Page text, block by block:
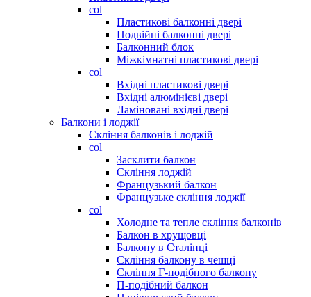
col
Пластикові балконні двері
Подвійні балконні двері
Балконний блок
Міжкімнатні пластикові двері
col
Вхідні пластикові двері
Вхідні алюмінієві двері
Ламіновані вхідні двері
Балкони і лоджії
Скління балконів і лоджій
col
Засклити балкон
Скління лоджій
Французький балкон
Французьке скління лоджії
col
Холодне та тепле скління балконів
Балкон в хрущовці
Балкону в Сталінці
Скління балкону в чешці
Скління Г-подібного балкону
П-подібний балкон